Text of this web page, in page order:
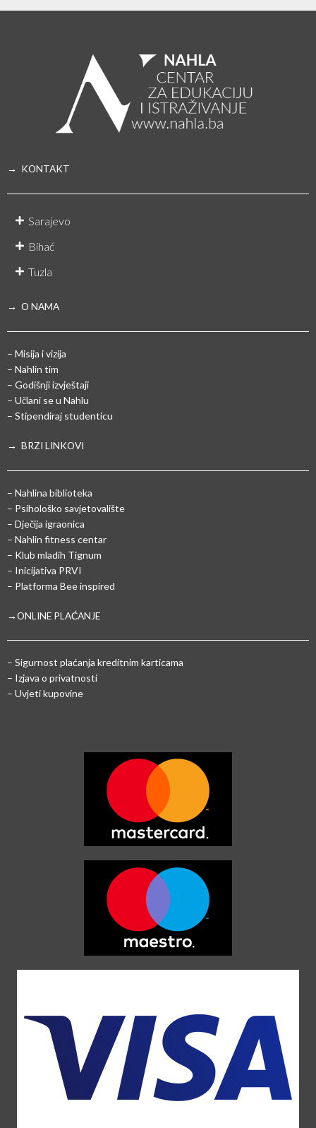
→ KONTAKT
Sarajevo
Bihać
Tuzla
→ O NAMA
– Misija i vizija
– Nahlin tim
– Godišnji izvještaji
– Učlani se u Nahlu
– Stipendiraj studenticu
→ BRZI LINKOVI
– Nahlina biblioteka
– Psihološko savjetovalište
– Dječija igraonica
– Nahlin fitness centar
– Klub mladih Tignum
– Inicijativa PRVI
– Platforma Bee inspired
→ONLINE PLAĆANJE
– Sigurnost plaćanja kreditnim karticama
– Izjava o privatnosti
– Uvjeti kupovine